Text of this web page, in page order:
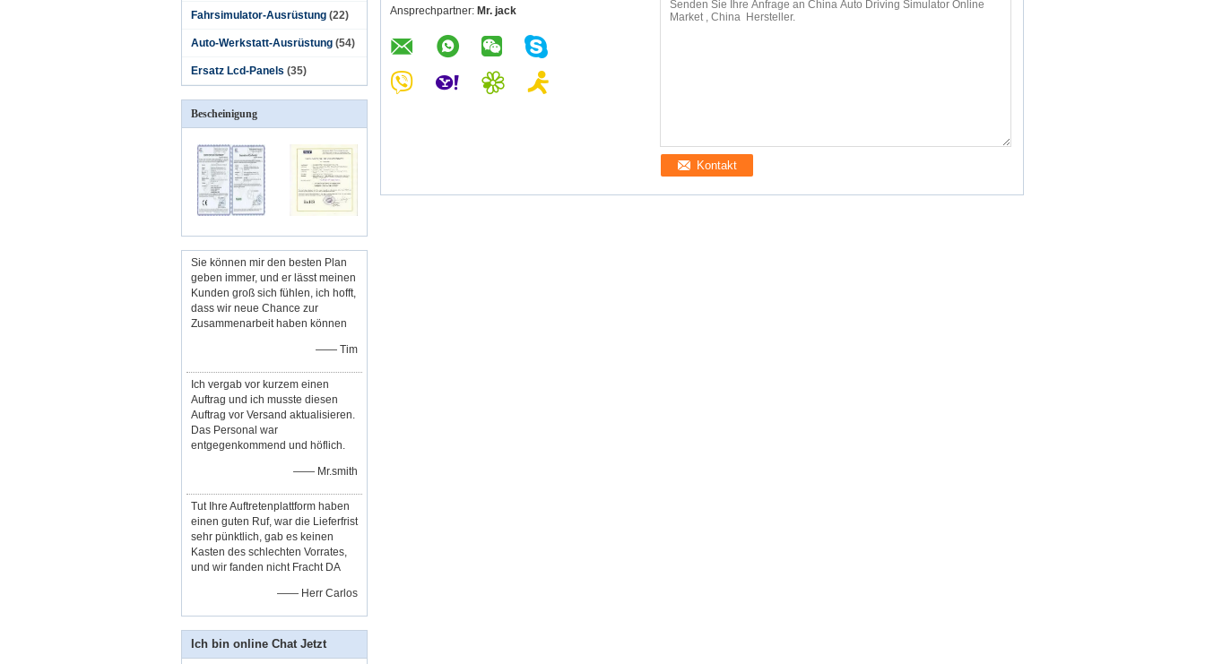
Fahrsimulator-Ausrüstung (22)
Auto-Werkstatt-Ausrüstung (54)
Ersatz Lcd-Panels (35)
Bescheinigung
Sie können mir den besten Plan
geben immer, und er lässt meinen
Kunden groß sich fühlen, ich hofft,
dass wir neue Chance zur
Zusammenarbeit haben können
—— Tim
Ich vergab vor kurzem einen
Auftrag und ich musste diesen
Auftrag vor Versand aktualisieren.
Das Personal war
entgegenkommend und höflich.
—— Mr.smith
Tut Ihre Auftretenplattform haben
einen guten Ruf, war die Lieferfrist
sehr pünktlich, gab es keinen
Kasten des schlechten Vorrates,
und wir fanden nicht Fracht DA
—— Herr Carlos
Ich bin online Chat Jetzt
Ansprechpartner: Mr. jack
Kontakt